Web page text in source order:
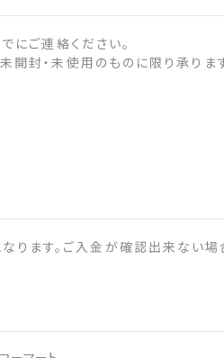
にご連絡ください。
封・未使用のものに限り承ります
ります。ご入金が確認出来ない